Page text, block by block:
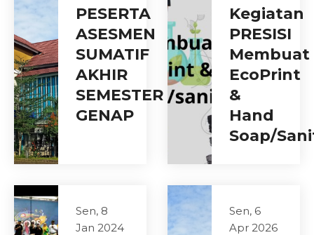
PESERTA
ASESMEN
SUMATIF
AKHIR
SEMESTER
GENAP
Kegiatan
PRESISI
Membuat
EcoPrint
&
Hand
Soap/
Sen, 8
Jan 2024
Sen, 6
Apr 2026